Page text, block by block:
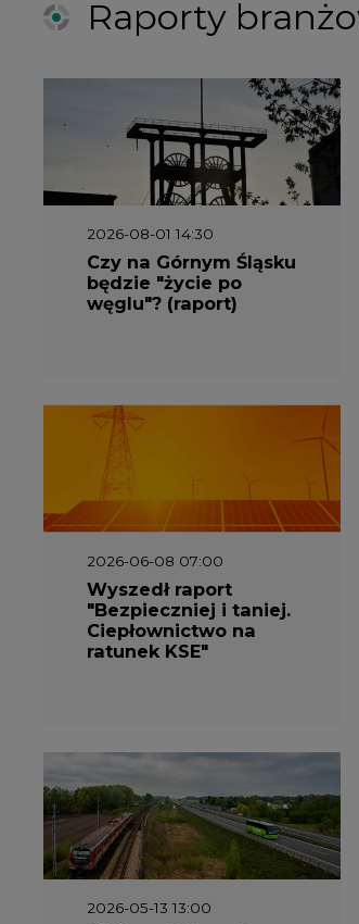
Raporty
2026-08-01 14:30
Czy na Górnym Śląsku
będzie "życie po
węglu"? (raport)
2026-06-08 07:00
Wyszedł raport
"Bezpieczniej i taniej.
Ciepłownictwo na
ratunek KSE"
2026-05-13 13:00